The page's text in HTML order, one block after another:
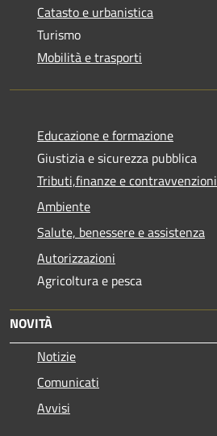
Catasto e urbanistica
Turismo
Mobilità e trasporti
Educazione e formazione
Giustizia e sicurezza pubblica
Tributi,finanze e contravvenzioni
Ambiente
Salute, benessere e assistenza
Autorizzazioni
Agricoltura e pesca
NOVITÀ
Notizie
Comunicati
Avvisi